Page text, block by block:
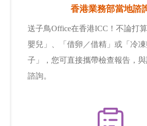
香港業務部當地諮
送子鳥Office在香港ICC！不論打
嬰兒」、「借卵／借精」或「冷
子」，您可直接攜帶檢查報告，
諮詢。